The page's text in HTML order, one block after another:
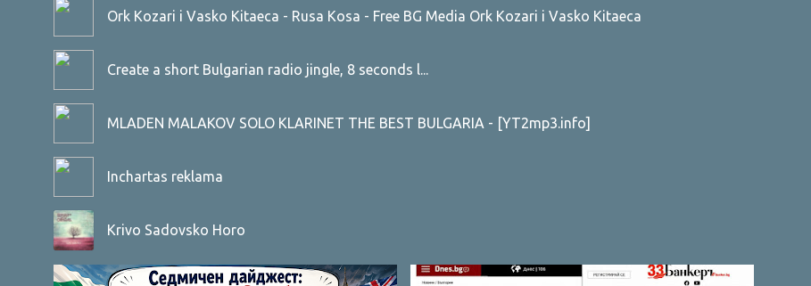
Ork Kozari i Vasko Kitaеca - Rusa Kosa - Free BG Media Ork Kozari i Vasko Kitaеca
Create a short Bulgarian radio jingle, 8 seconds l...
MLADEN MALAKOV SOLO KLARINET THE BEST BULGARIA - [YT2mp3.info]
Inchartas reklama
Krivo Sadovsko Horo